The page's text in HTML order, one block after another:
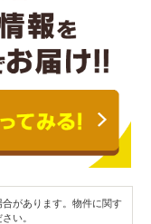
があります。物件に関す
い。